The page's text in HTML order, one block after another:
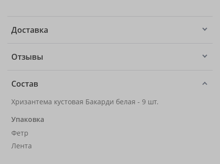
Доставка
Отзывы
Состав
Хризантема кустовая Бакарди белая - 9 шт.
Упаковка
Фетр
Лента